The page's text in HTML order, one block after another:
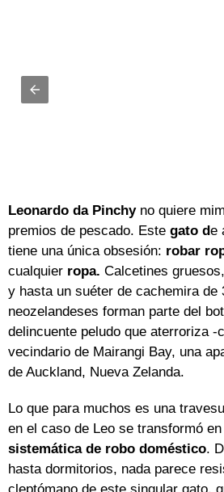
Leonardo da Pinchyno quiere
premios de pescado. Este gato de
tiene una única obsesión: robar
cualquier ropa. Calcetines
y hasta un suéter de cachemira de
neozelandeses forman parte del
delincuente peludo que aterroriza -
vecindario de Mairangi Bay, una
de Auckland, Nueva Zelanda.
Lo que para muchos es una
en el caso de Leo se transformó en
sistemática de robo doméstico.
hasta dormitorios, nada parece